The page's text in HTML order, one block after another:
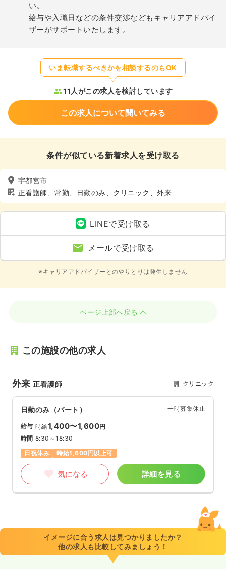
い。
給与や入職日などの条件交渉などもキャリアアドバイ
ザーがサポートいたします。
いま転職するべきかを相談するのもOK
11人がこの求人を検討しています
この求人について聞いてみる
条件が似ている新着求人を受け取る
宇都宮市
正看護師、常勤、日勤のみ、クリニック、外来
LINEで受け取る
メールで受け取る
※キャリアアドバイザーとのやりとりは発生しません
ページ上部へ戻る
この施設の他の求人
外来正看護師 クリニック
日勤のみ（パート） 一時募集休止
給与 時給1,400〜1,600円
時間 8:30～18:30
日祝休み
時給1,600円以上可
気になる 詳細を見る
イメージに合う求人は見つかりましたか？
他の求人も比較してみましょう！